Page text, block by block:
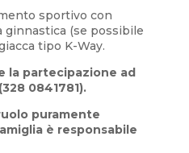
sportivo con
ginnastica (se possibile
tipo K-Way.
la partecipazione ad
0841781).
puramente
è responsabile